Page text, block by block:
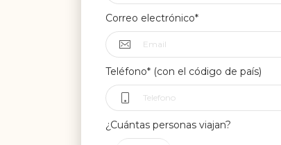
Correo electrónico*
Teléfono* (con el código de país)
¿Cuántas personas viajan?